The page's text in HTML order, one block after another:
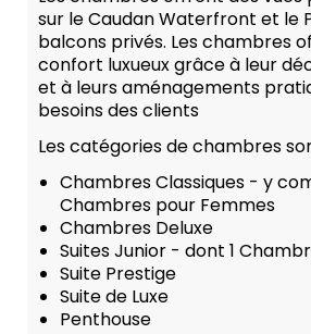
sur le Caudan Waterfront et le
balcons privés. Les chambres
confort luxueux grâce à leur
et à leurs aménagements
besoins des clients
Les catégories de chambres
Chambres Classiques - y
Chambres pour Femmes
Chambres Deluxe
Suites Junior - dont 1
Suite Prestige
Suite de Luxe
Penthouse